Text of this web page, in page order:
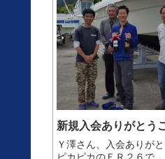
新規入会ありがとう
Ｙ澤さん、入会ありが